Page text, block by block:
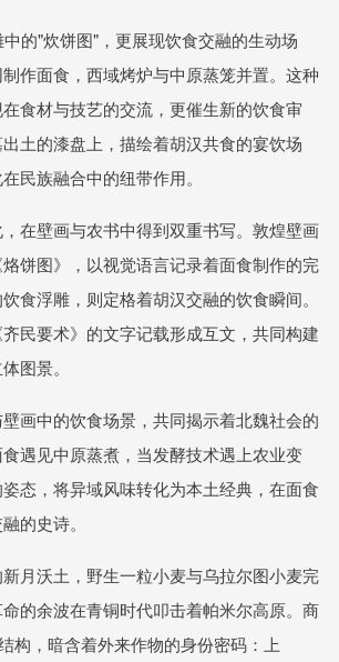
的"炊饼图"，更展现饮食交融的生动场
作面食，西域烤炉与中原蒸笼并置。这种
食材与技艺的交流，更催生新的饮食审
土的漆盘上，描绘着胡汉共食的宴饮场
民族融合中的纽带作用。
在壁画与农书中得到双重书写。敦煌壁画
饼图》，以视觉语言记录着面食制作的完
食浮雕，则定格着胡汉交融的饮食瞬间。
民要术》的文字记载形成互文，共同构建
图景。
画中的饮食场景，共同揭示着北魏社会的
遇见中原蒸煮，当发酵技术遇上农业变
态，将异域风味转化为本土经典，在面食
的史诗。
月沃土，野生一粒小麦与乌拉尔图小麦完
的余波在青铜时代叩击着帕米尔高原。商
构，暗含着外来作物的身份密码：上